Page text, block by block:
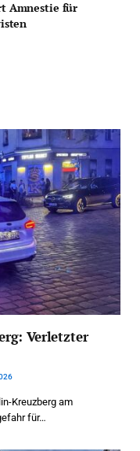
Amnestie für
Verletzter
Kreuzberg am
für…